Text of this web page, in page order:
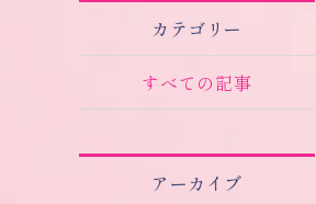
カテゴリー
すべての記事
アーカイブ